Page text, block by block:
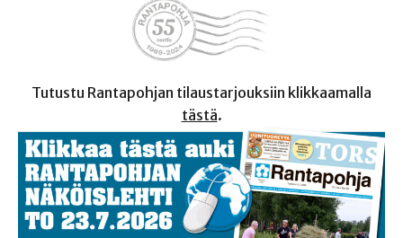
Tutustu Rantapohjan tilaustarjouksiin klikkaamalla
tästä.